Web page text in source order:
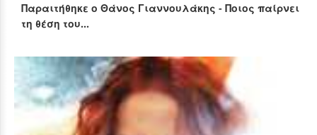
Παραιτήθηκε ο Θάνος Γιαννουλάκης - Ποιος παίρνει
τη θέση του...